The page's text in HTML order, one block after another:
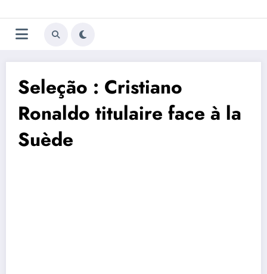
au
contenu
Trivela
L'actualité du football
Seleção : Cristiano
Ronaldo titulaire face à la
Suède